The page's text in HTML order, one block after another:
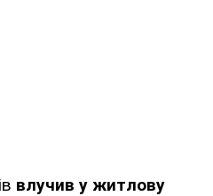
влучив у житлову